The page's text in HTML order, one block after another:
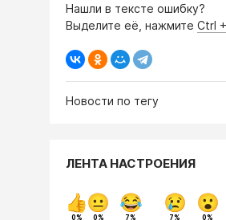
Нашли в тексте ошибку?
Выделите её, нажмите Ctrl
Новости по тегу
ЛЕНТА НАСТРОЕНИЯ
0% 0% 7% 7% 0%